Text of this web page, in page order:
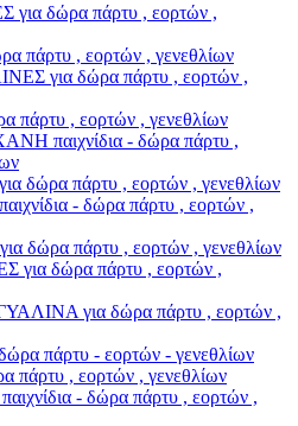
δώρα πάρτυ , εορτών ,
πάρτυ , εορτών , γενεθλίων
για δώρα πάρτυ , εορτών ,
πάρτυ , εορτών , γενεθλίων
παιχνίδια - δώρα πάρτυ ,
δώρα πάρτυ , εορτών , γενεθλίων
- δώρα πάρτυ , εορτών ,
δώρα πάρτυ , εορτών , γενεθλίων
δώρα πάρτυ , εορτών ,
για δώρα πάρτυ , εορτών ,
πάρτυ - εορτών - γενεθλίων
πάρτυ , εορτών , γενεθλίων
- δώρα πάρτυ , εορτών ,